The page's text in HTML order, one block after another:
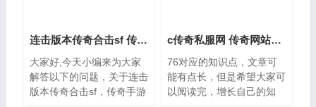
连击版本传奇合击sf 传奇手游合击
大家好,今天小编来为大家
解答以下的问题，关于连击
版本传奇合击sf，传奇手游
c传奇私服网 传奇网站1.76
76对应的知识点，文章可
能有点长，但是希望大家可
以阅读完，增长自己的知